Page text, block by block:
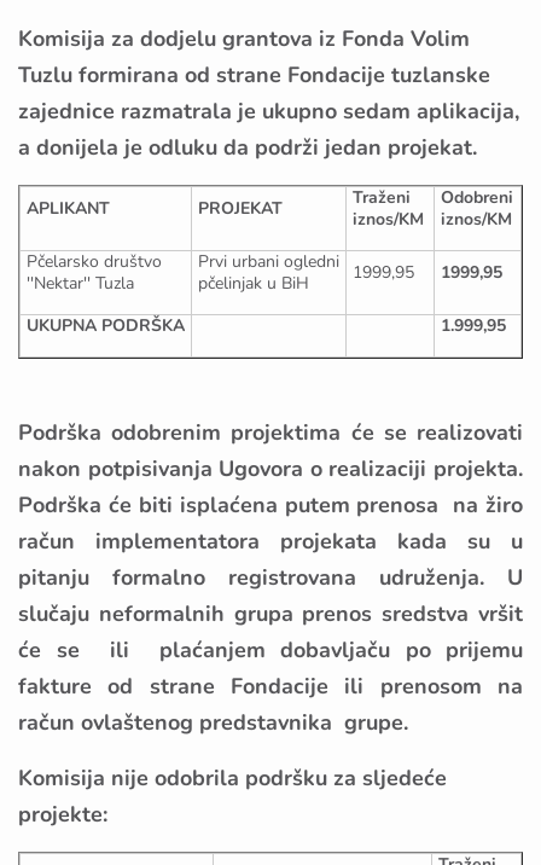
Komisija za dodjelu grantova iz Fonda Volim
Tuzlu formirana od strane Fondacije tuzlanske
zajednice razmatrala je ukupno sedam aplikacija,
a donijela je odluku da podrži jedan projekat.
APLIKANT PROJEKAT
Traženi
iznos/KM
Odobreni
iznos/KM
Pčelarsko društvo
''Nektar'' Tuzla
Prvi urbani ogledni
pčelinjak u BiH
1999,95 1999,95
UKUPNA PODRŠKA 1.999,95
Podrška odobrenim projektima će se realizovati
nakon potpisivanja Ugovora o realizaciji projekta.
Podrška će biti isplaćena putem prenosa na žiro
račun implementatora projekata kada su u
pitanju formalno registrovana udruženja. U
slučaju neformalnih grupa prenos sredstva vršit
će se ili plaćanjem dobavljaču po prijemu
fakture od strane Fondacije ili prenosom na
račun ovlaštenog predstavnika grupe.
Komisija nije odobrila podršku za sljedeće
projekte: